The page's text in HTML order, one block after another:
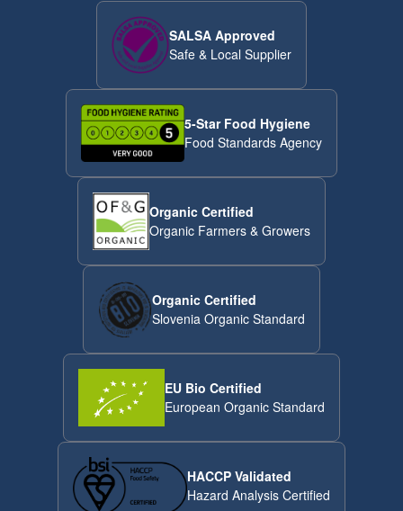
SALSA Approved
Safe & Local Supplier
5-Star Food Hygiene
Food Standards Agency
Organic Certified
Organic Farmers & Growers
Organic Certified
Slovenia Organic Standard
EU Bio Certified
European Organic Standard
HACCP Validated
Hazard Analysis Certified